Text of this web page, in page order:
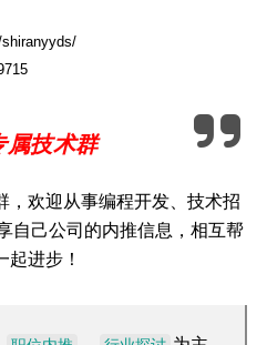
属技术群
，欢迎从事编程开发、技术招
自己公司的内推信息，相互帮
起进步！